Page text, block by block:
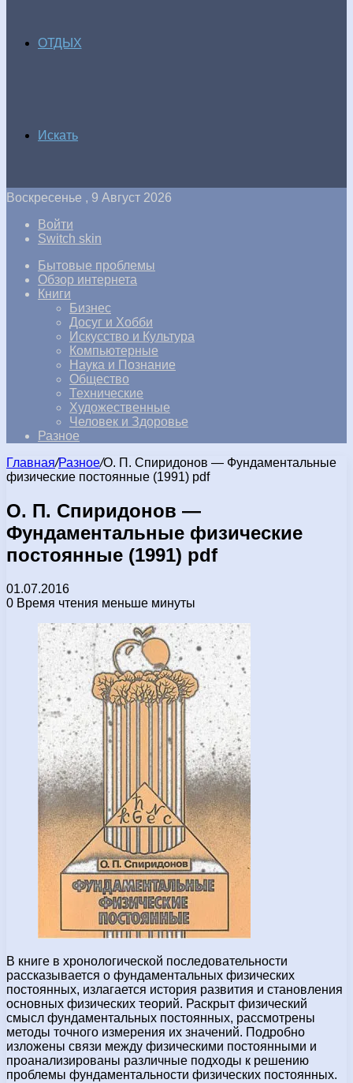
ОТДЫХ
Искать
Воскресенье , 9 Август 2026
Войти
Switch skin
Бытовые проблемы
Обзор интернета
Книги
Бизнес
Досуг и Хобби
Искусство и Культура
Компьютерные
Наука и Познание
Общество
Технические
Художественные
Человек и Здоровье
Разное
Главная/Разное/О. П. Спиридонов — Фундаментальные
физические постоянные (1991) pdf
О. П. Спиридонов —
Фундаментальные физические
постоянные (1991) pdf
01.07.2016
0 Время чтения меньше минуты
В книге в хронологической последовательности
рассказывается о фундаментальных физических
постоянных, излагается история развития и становления
основных физических теорий. Раскрыт физический
смысл фундаментальных постоянных, рассмотрены
методы точного измерения их значений. Подробно
изложены связи между физическими постоянными и
проанализированы различные подходы к решению
проблемы фундаментальности физических постоянных.